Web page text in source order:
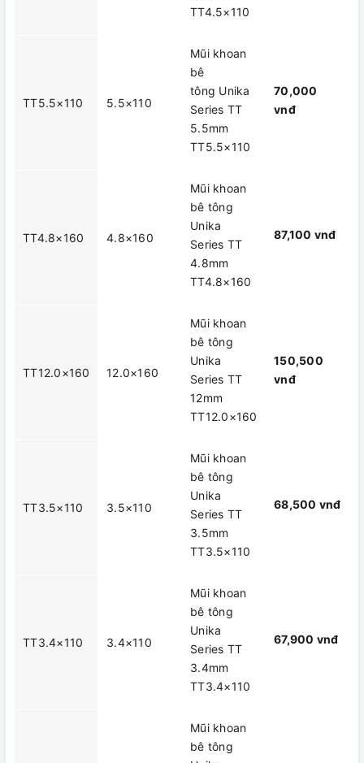
TT4.5×110
TT5.5×110 5.5×110
Mũi khoan
bê
tông Unika
Series TT
5.5mm
TT5.5×110
70,000
vnđ
TT4.8×160 4.8×160
Mũi khoan
bê tông
Unika
Series TT
4.8mm
TT4.8×160
87,100 vnđ
TT12.0×160 12.0×160
Mũi khoan
bê tông
Unika
Series TT
12mm
TT12.0×160
150,500
vnđ
TT3.5×110 3.5×110
Mũi khoan
bê tông
Unika
Series TT
3.5mm
TT3.5×110
68,500 vnđ
TT3.4×110 3.4×110
Mũi khoan
bê tông
Unika
Series TT
3.4mm
TT3.4×110
67,900 vnđ
Mũi khoan
bê tông